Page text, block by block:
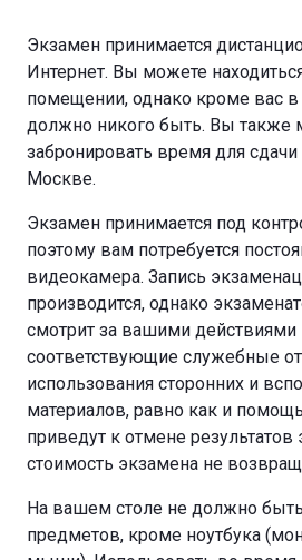
Экзамен принимается
Интернет. Вы можете
помещении, однако кроме вас
должно никого быть. Вы также
забронировать время для
Москве.
Экзамен принимается под
поэтому вам потребуется
видеокамера. Запись
производится, однако
смотрит за вашими действиями
соответствующие служебные
использования сторонних и
материалов, равно как и
приведут к отмене
стоимость экзамена не
На вашем столе не должно
предметов, кроме ноутбука